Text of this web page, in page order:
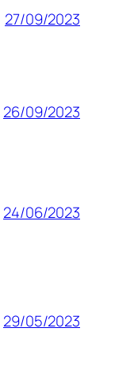
27/09/2023
26/09/2023
24/06/2023
29/05/2023